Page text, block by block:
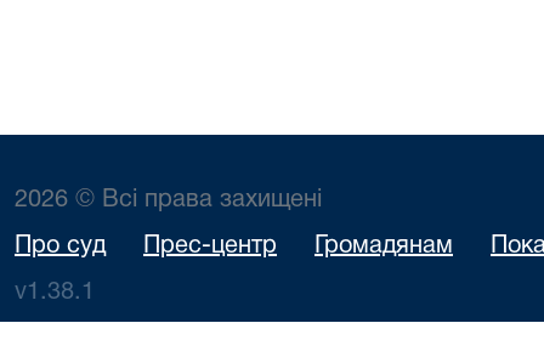
2026 © Всі права захищені
Про суд Прес-центр Громадянам
v1.38.1